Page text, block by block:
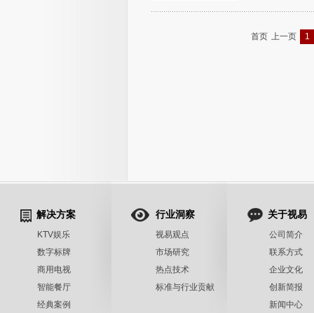
首页 上一页 1
解决方案
KTV娱乐
数字标牌
商用电视
智能餐厅
经典案例
行业洞察
视易观点
市场研究
热点技术
标准与行业贡献
关于视易
公司简介
联系方式
企业文化
创新简报
新闻中心